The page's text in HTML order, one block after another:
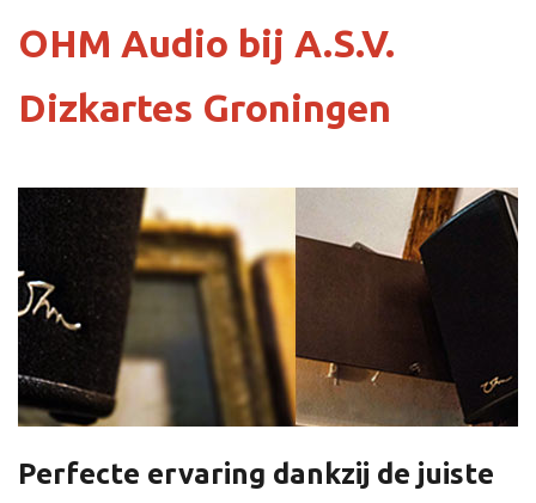
OHM Audio bij A.S.V.
Dizkartes Groningen
Perfecte ervaring dankzij de juiste